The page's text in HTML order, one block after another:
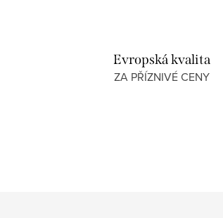
Evropská kvalita
ZA PŘÍZNIVÉ CENY